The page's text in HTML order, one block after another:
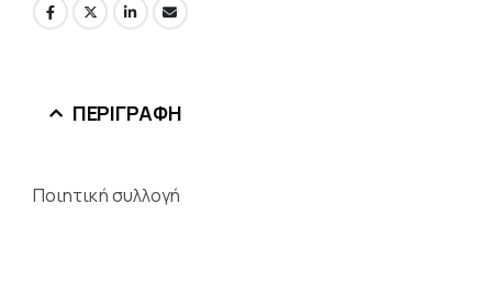
ΠΕΡΙΓΡΑΦΉ
Ποιητική συλλογή